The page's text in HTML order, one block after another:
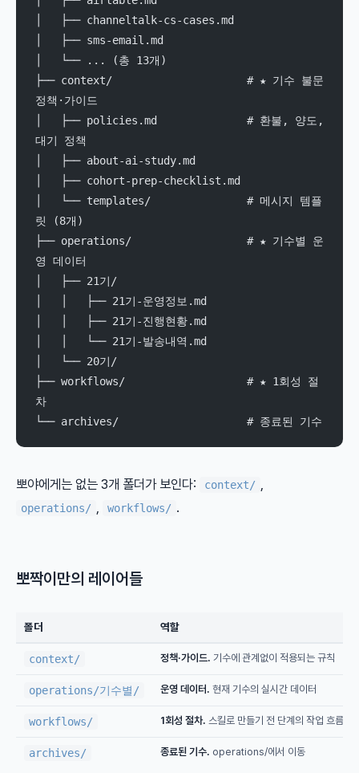
│   ├── channeltalk-cs-cases.md
│   ├── sms-email.md
│   └── ... (총 13개)
├── context/                     # ★ 기수 불문
정책·가이드
│   ├── policies.md              # 환불, 양도,
대기 정책
│   ├── about-ai-study.md
│   ├── cohort-prep-checklist.md
│   └── templates/               # 메시지 템플
릿 (8개)
├── operations/                  # ★ 기수별 운
영 데이터
│   ├── 21기/
│   │   ├── 21기-운영정보.md
│   │   ├── 21기-진행현황.md
│   │   └── 21기-발송내역.md
│   └── 20기/
├── workflows/                   # ★ 1회성 절
차
└── archives/                    # 종료된 기수
뽀야에게는 없는 3개 폴더가 보인다: context/ ,
operations/ , workflows/ .
뽀짝이만의 레이어들
폴더 역할
context/ 정책·가이드. 기수에 관계없이 적용되는 규칙
operations/기수별/ 운영 데이터. 현재 기수의 실시간 데이터
workflows/ 1회성 절차. 스킬로 만들기 전 단계의 작업 흐름
archives/ 종료된 기수. operations/에서 이동